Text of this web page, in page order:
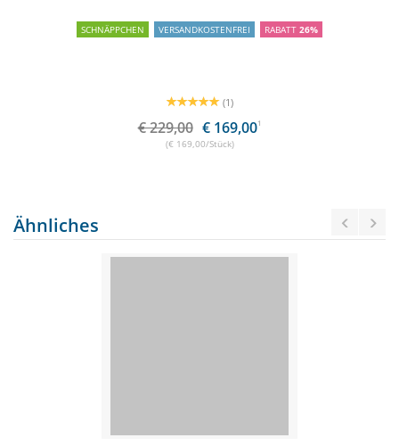
SCHNÄPPCHEN VERSANDKOSTENFREI RABATT 26%
(1)
€ 229,00 € 169,001
(€ 169,00/Stück)
Ähnliches